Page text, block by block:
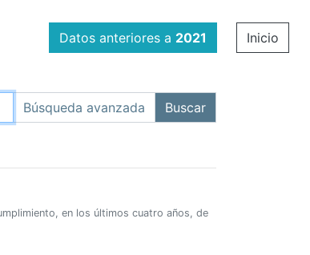
Datos anteriores a 2021 Inicio
en los últimos cuatro años, de